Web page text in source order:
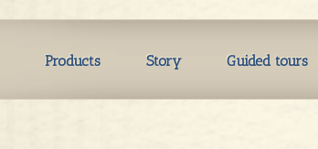
Products Story Guided tours